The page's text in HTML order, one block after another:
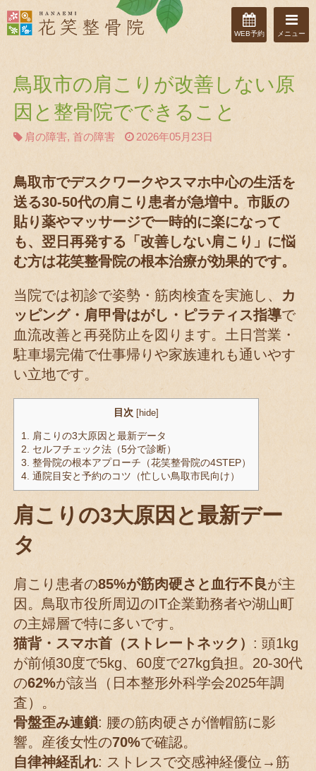
WEB予約 メニュー
鳥取市の肩こりが改善しない原
因と整骨院でできること
肩の障害, 首の障害 2026年05月23日
鳥取市でデスクワークやスマホ中心の生活を
送る30-50代の肩こり患者が急増中。市販の
貼り薬やマッサージで一時的に楽になって
も、翌日再発する「改善しない肩こり」に悩
む方は花笑整骨院の根本治療が効果的です。
当院では初診で姿勢・筋肉検査を実施し、 カ
ッピング・肩甲骨はがし・ピラティス指導で
血流改善と再発防止を図ります。土日営業・
駐車場完備で仕事帰りや家族連れも通いやす
い立地です。
目次 [hide]
1. 肩こりの3大原因と最新データ
2. セルフチェック法（5分で診断）
3. 整骨院の根本アプローチ（花笑整骨院の4STEP）
4. 通院目安と予約のコツ（忙しい鳥取市民向け）
肩こりの3大原因と最新デー
タ
肩こり患者の85%が筋肉硬さと血行不良が主
因。鳥取市役所周辺のIT企業勤務者や湖山町
の主婦層で特に多いです。
猫背・スマホ首（ストレートネック） : 頭1kg
が前傾30度で5kg、60度で27kg負担。20-30代
の62%が該当（日本整形外科学会2025年調
査）。
骨盤歪み連鎖: 腰の筋肉硬さが僧帽筋に影
響。産後女性の70%で確認。
自律神経乱れ: ストレスで交感神経優位→筋